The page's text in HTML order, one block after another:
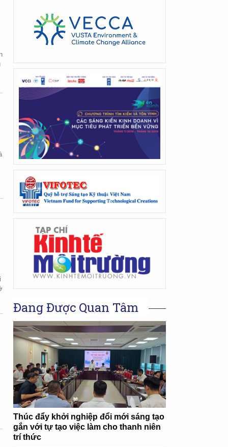
Đang Được Quan Tâm
Thúc đẩy khởi nghiệp đổi mới sáng tạo
gắn với tự tạo việc làm cho thanh niên
trí thức